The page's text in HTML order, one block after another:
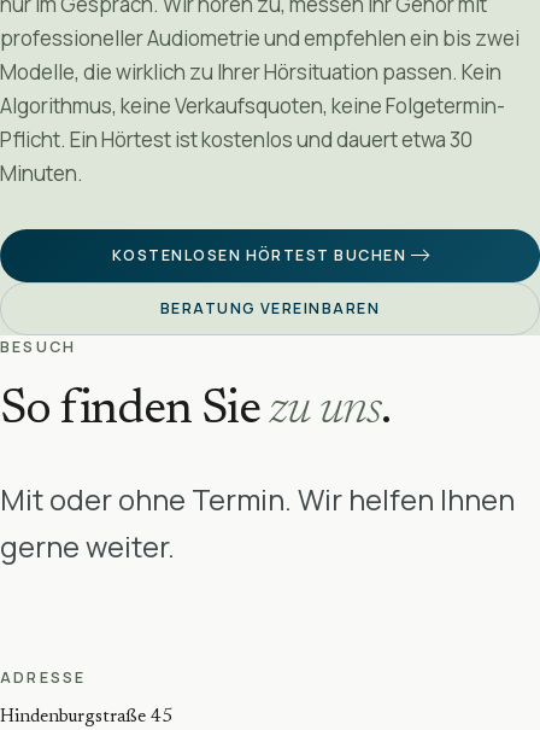
professioneller Audiometrie und empfehlen ein bis zwei
Modelle, die wirklich zu Ihrer Hörsituation passen. Kein
Algorithmus, keine Verkaufsquoten, keine Folgetermin-
Pflicht. Ein Hörtest ist kostenlos und dauert etwa 30
Minuten.
KOSTENLOSEN HÖRTEST BUCHEN
BERATUNG VEREINBAREN
BESUCH
So finden Siezu uns.
Mit oder ohne Termin. Wir helfen Ihnen
gerne weiter.
ADRESSE
Hindenburgstraße 45